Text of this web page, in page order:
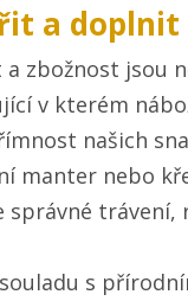
a doplnit
zbožnost jsou
v kterém
našich
manter nebo
správné
s